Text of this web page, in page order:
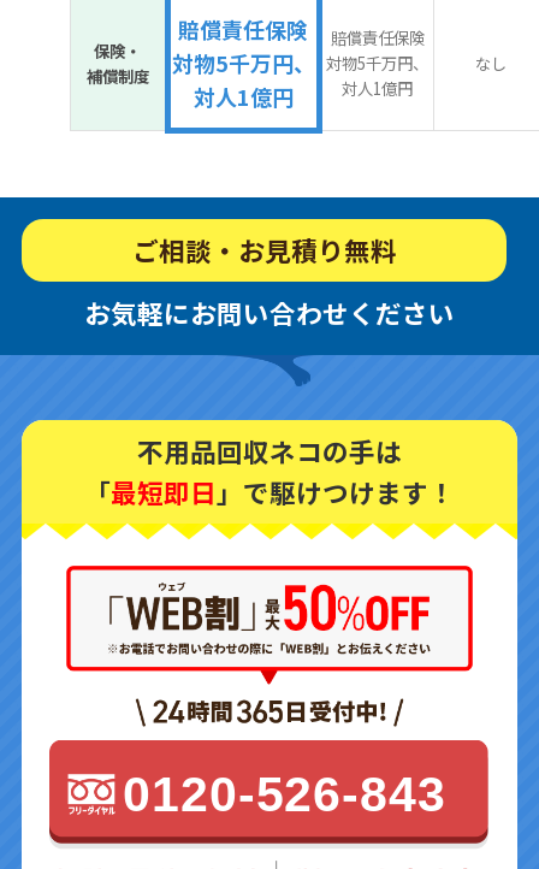
保険・
補償制度
賠償責任保険
対物5千万円、
対人1億円
賠償責任保険
対物5千万円、
対人1億円
なし
ご相談・お見積り無料
お気軽にお問い合わせください
不用品回収ネコの手は
「最短即日 」で駆けつけます！
0120-526-843